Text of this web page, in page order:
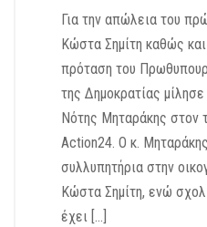
Για την απώλεια του
Κώστα Σημίτη καθώς και
πρόταση του
της Δημοκρατίας
Νότης Μηταράκης στον
Action24. Ο κ.
συλλυπητήρια στην
Κώστα Σημίτη, ενώ
έχει […]